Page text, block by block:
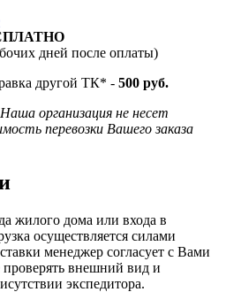
дней после оплаты)
другой ТК* - 500 руб.
организация не несет
перевозки Вашего заказа
жилого дома или входа в
осуществляется силами
менеджер согласует с Вами
внешний вид и
экспедитора.